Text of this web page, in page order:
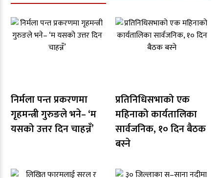
निर्मला पन्त प्रकरणमा
गृहमन्त्री गुरुङले भने– ‘म
यसको उत्तर दिन चाहन्नँ’
प्रतिनिधिसभाको एक
महिनाको कार्यतालिका
सार्वजनिक, १० दिन बैठक
बस्ने